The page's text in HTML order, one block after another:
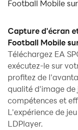
Football Mobile
Windows. Il offre
vous aider à
dans le jeu EA
Lorsque vous
sur votre
performances
permettent de
et fluides,
immersive et
Capture d'écran
Football Mobile
Téléchargez EA
exécutez-le sur
profitez de
qualité d'image de
compétences et
L'expérience de
LDPlayer.